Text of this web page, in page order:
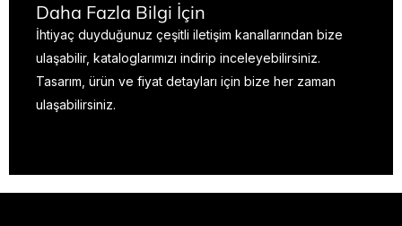
Daha Fazla Bilgi İçin
İhtiyaç duyduğunuz çeşitli iletişim kanallarından bize
ulaşabilir, kataloglarımızı indirip inceleyebilirsiniz.
Tasarım, ürün ve fiyat detayları için bize her zaman
ulaşabilirsiniz.